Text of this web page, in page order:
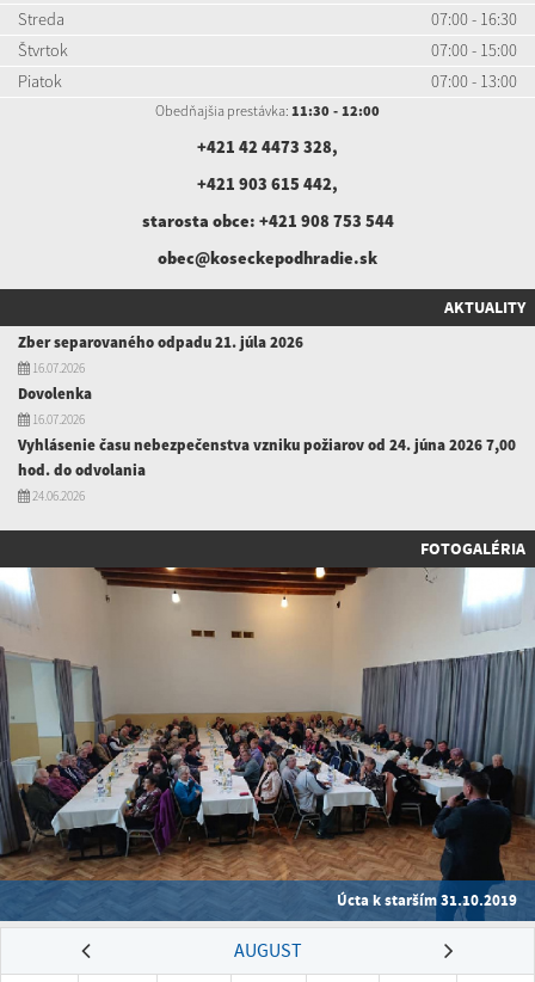
Streda
07:00 - 16:30
Štvrtok
07:00 - 15:00
Piatok
07:00 - 13:00
Obedňajšia prestávka: 11:30 - 12:00
+421 42 4473 328,
+421 903 615 442,
starosta obce: +421 908 753 544
obec@koseckepodhradie.sk
AKTUALITY
Zber separovaného odpadu 21. júla 2026
16.07.2026
Dovolenka
16.07.2026
Vyhlásenie času nebezpečenstva vzniku požiarov od 24. júna 2026 7,00
hod. do odvolania
24.06.2026
FOTOGALÉRIA
Úcta k starším 31.10.2019
AUGUST